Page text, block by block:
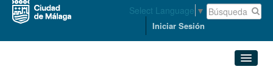
Select Language ▼
Iniciar Sesión